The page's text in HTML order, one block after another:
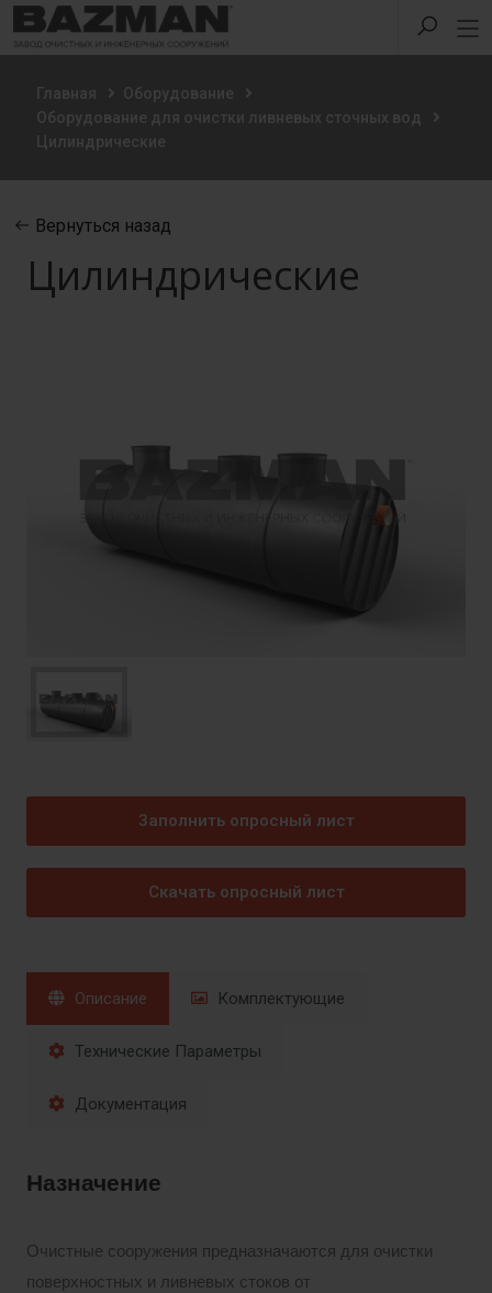
Главная
Оборудование
Оборудование для очистки ливневых сточных вод
Цилиндрические
Вернуться назад
Цилиндрические
Заполнить опросный лист
Скачать опросный лист
Описание Комплектующие
Технические Параметры
Документация
Назначение
Очистные сооружения предназначаются для очистки
поверхностных и ливневых стоков от